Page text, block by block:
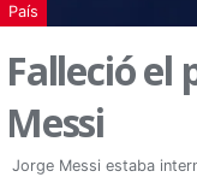
País
Falleció el
Messi
Jorge Messi estaba